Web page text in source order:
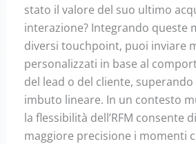
stato il valore del suo ultimo
interazione? Integrando queste
diversi touchpoint, puoi inviare
personalizzati in base al
del lead o del cliente, superando
imbuto lineare. In un contesto
la flessibilità dell’RFM consente
maggiore precisione i momenti